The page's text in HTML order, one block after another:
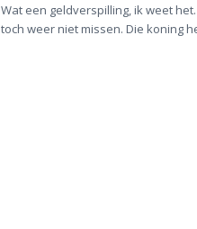
Wat een geldverspilling, ik weet
toch weer niet missen. Die koning